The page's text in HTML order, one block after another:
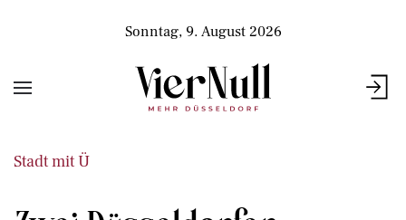
Sonntag, 9. August 2026
Stadt mit Ü